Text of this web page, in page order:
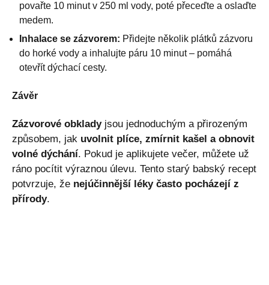
povařte 10 minut v 250 ml vody, poté přeceďte a oslaďte
medem.
Inhalace se zázvorem: Přidejte několik plátků zázvoru
do horké vody a inhalujte páru 10 minut – pomáhá
otevřít dýchací cesty.
Závěr
Zázvorové obkladyjsou jednoduchým a přirozeným
způsobem, jak uvolnit plíce, zmírnit kašel a obnovit
volné dýchání. Pokud je aplikujete večer, můžete už
ráno pocítit výraznou úlevu. Tento starý babský recept
potvrzuje, že nejúčinnější léky často pocházejí z
přírody.